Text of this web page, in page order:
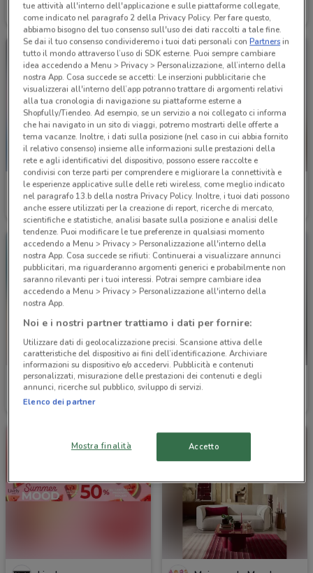
Scade il 31/12 1 km Scade il 31/12
Universo Bimbo
Scade il 02/09 1.3 km
Diana Gallesi
Scade il 31/08
Metro
Scade il 26/08
Valleverde
tue attività all'interno dell'applicazione e sulle piattaforme collegate,
come indicato nel paragrafo 2 della Privacy Policy. Per fare questo,
abbiamo bisogno del tuo consenso sull'uso dei dati raccolti a tale fine.
Se dai il tuo consenso condivideremo i tuoi dati personali conPartnersin
tutto il mondo attraverso l’uso di SDK esterne. Puoi sempre cambiare
idea accedendo a Menu > Privacy > Personalizzazione, all’interno della
nostra App. Cosa succede se accetti: Le inserzioni pubblicitarie che
visualizzerai all'interno dell’app potranno trattare di argomenti relativi
alla tua cronologia di navigazione su piattaforme esterne a
Shopfully/Tiendeo. Ad esempio, se un servizio a noi collegato ci informa
che hai navigato in un sito di viaggi, potremo mostrarti delle offerte a
tema vacanze. Inoltre, i dati sulla posizione (nel caso in cui abbia fornito
il relativo consenso) insieme alle informazioni sulle prestazioni della
rete e agli identificativi del dispositivo, possono essere raccolte e
condivisi con terze parti per comprendere e migliorare la connettività e
le esperienze applicative sulle delle reti wireless, come meglio indicato
nel paragrafo 13.b della nostra Privacy Policy. Inoltre, i tuoi dati possono
anche essere utilizzati per la creazione di report, ricerche di mercato,
scientifiche e statistiche, analisi basate sulla posizione e analisi delle
tendenze. Puoi modificare le tue preferenze in qualsiasi momento
accedendo a Menu > Privacy > Personalizzazione all'interno della
nostra App. Cosa succede se rifiuti: Continuerai a visualizzare annunci
pubblicitari, ma riguarderanno argomenti generici e probabilmente non
saranno rilevanti per i tuoi interessi. Potrai sempre cambiare idea
accedendo a Menu > Privacy > Personalizzazione all'interno della
nostra App.
Noi e i nostri partner trattiamo i dati per fornire:
Utilizzare dati di geolocalizzazione precisi. Scansione attiva delle
caratteristiche del dispositivo ai fini dell’identificazione. Archiviare
informazioni su dispositivo e/o accedervi. Pubblicità e contenuti
personalizzati, misurazione delle prestazioni dei contenuti e degli
annunci, ricerche sul pubblico, sviluppo di servizi.
Elenco dei partner
Mostra finalità Accetto